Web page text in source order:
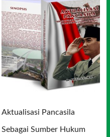
Aktualisasi Pancasila
Sebagai Sumber Hukum